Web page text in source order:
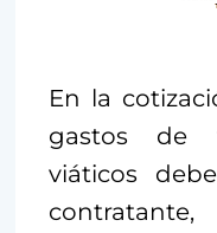
En la
gastos de
viáticos